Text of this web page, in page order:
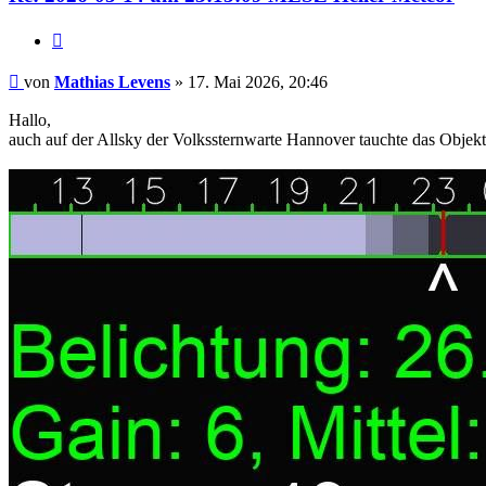
Beitrag
von Mathias Levens » 17. Mai 2026, 20:46
Hallo,
auch auf der Allsky der Volkssternwarte Hannover tauchte das